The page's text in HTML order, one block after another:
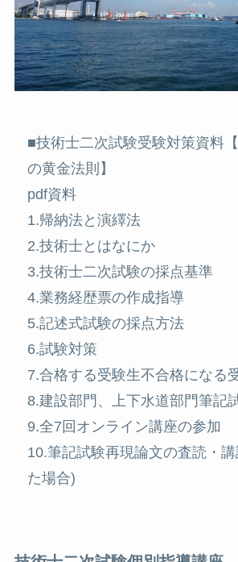
■技術士二次試験受験対策資料
の黄金法則】
pdf資料
1.帰納法と演繹法
2.技術士とはなにか
3.技術士二次試験の採点基準
4.業務経歴票の作成指導
5.記述式試験の採点方法
6.試験対策
7.合格する受験生不合格になる
8.建設部門、上下水道部門筆記
9.全7回オンライン講座の参加
10.筆記試験再現論文の査読・
た場合)